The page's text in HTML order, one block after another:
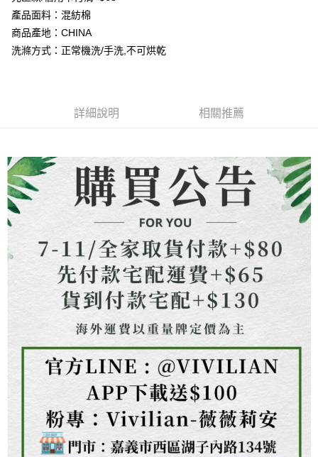
3.實際核准額度、可分期數及費用金額請依後續交易確認頁面所載為準。
4.訂單成立30分鐘內，如未前往確認交易或遇審核未通過，訂單將自動取
消。如遇「轉專審核」未通過狀況，表示未達大哥付你分期系統評分，恕無
【繳款方式說明】
帳／街口支付／iPASS MONEY」等通路繳費。
用戶於交易時，得透過本服務購買商品或服務，並由商店將買賣／分期付款
買賣價金債權讓與本公司後，依約使用本公司帳單繳交帳款。
2.基於同意付款使用「大哥付你分期」之契約關係目的，商店將以您的個人
資料（包含姓名、電話或地址）提供予台灣大哥大進項蒐集、處理及利用，
由本公司與您本人進行分期帳單所需資料之確認、核對及更正。
3.完整用戶服務條款，請詳閱以下連結：https://oppay.tw/userRule
便利好安心！
１．簡單：不需註冊會員、不需綁卡、不需儲值。
２．便利：只要手機號碼，簡訊認證，即可結帳。
３．安心：先確認商品／服務後，再付款。
２．訂單成立數日內，您將收到繳費通知簡訊。
購買商品的店家。未經商家同意取消之訂單仍視為有效，需透過AFTEE先享
後付繳納相關費用。
※ 交易是否成功請以「AFTEE先享後付 」之結帳頁面顯示為準，若有關於
是否繳費成功／繳費後需取消欲退款等相關疑問，請聯繫「AFTEE先享後付
客戶支援中心」
【注意事項】
１．透過由恩沛科技股份有限公司提供之「AFTEE先享後付」服務完成之交
易，需依本服務之必要範圍內提供個人資料，並將交易相關給付款項請求債
權轉讓予恩沛科技股份有限公司。
２．關於個人資料處理事宜，請瀏覽以下網址：
https://aftee.tw/terms/#terms3
３．未成年的使用者請事先徵得法定代理人或監護人之同意方可使用
「AFTEE先享後付」，若未經同意申辦者引起之損失，本公司不負相關責
時審查核予不同之上限額度；若仍有額度不足之情形，本公司將視審查結果
請求用戶進行身份認證。
５．嚴禁一人註冊多個帳號或使用他人資訊註冊。若發現惡意使用之情形，
恩沛科技股份有限公司將有權停止該用戶之使用額度並採取法律行動。
貨到付款
運送方式
先付款宅配到府
每筆NT$65，滿NT$1,500(含以上)免運費
貨到付款
海外配送 查看運費
產品面料：混紡棉
商品產地：CHINA
洗滌方式：正常機洗/手洗,不可烘乾
詳細說明 相關推薦